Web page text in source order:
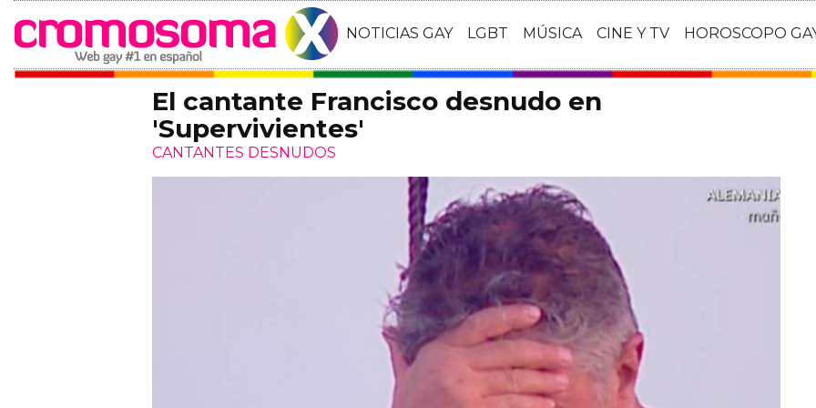
NOTICIAS GAY LGBT MÚSICA CINE Y TV HOROSCOPO
El cantante Francisco desnudo en
'Supervivientes'
CANTANTES DESNUDOS